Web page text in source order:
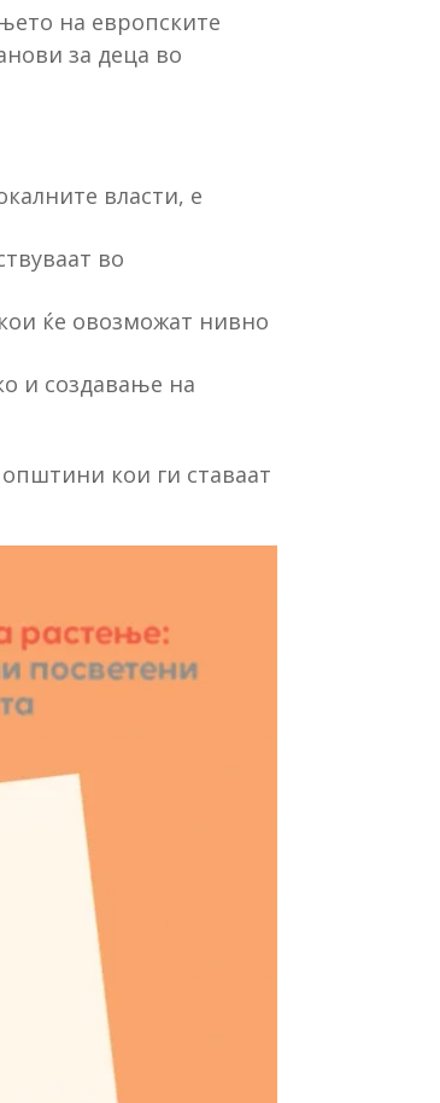
на европските
за деца во
власти, е
во
ќе овозможат нивно
и создавање на
кои ги ставаат